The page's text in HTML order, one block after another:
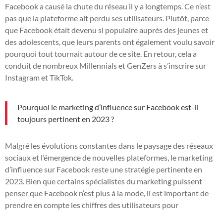
Facebook a causé la chute du réseau il y a longtemps. Ce n’est
pas que la plateforme ait perdu ses utilisateurs. Plutôt, parce
que Facebook était devenu si populaire auprès des jeunes et
des adolescents, que leurs parents ont également voulu savoir
pourquoi tout tournait autour de ce site. En retour, cela a
conduit de nombreux Millennials et GenZers à s’inscrire sur
Instagram et TikTok.
Pourquoi le marketing d’influence sur Facebook est-il
toujours pertinent en 2023 ?
Malgré les évolutions constantes dans le paysage des réseaux
sociaux et l’émergence de nouvelles plateformes, le marketing
d’influence sur Facebook reste une stratégie pertinente en
2023. Bien que certains spécialistes du marketing puissent
penser que Facebook n’est plus à la mode, il est important de
prendre en compte les chiffres des utilisateurs pour